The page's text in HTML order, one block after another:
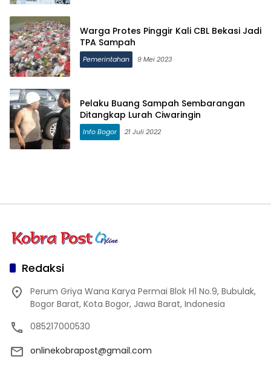
Warga Protes Pinggir Kali CBL Bekasi Jadi
TPA Sampah
Pemerintahan 9 Mei 2023
Pelaku Buang Sampah Sembarangan
Ditangkap Lurah Ciwaringin
Info Bogor 21 Juli 2022
Redaksi
Perum Griya Wana Karya Permai Blok H1 No.9, Bubulak,
Bogor Barat, Kota Bogor, Jawa Barat, Indonesia
085217000530
onlinekobrapost@gmail.com